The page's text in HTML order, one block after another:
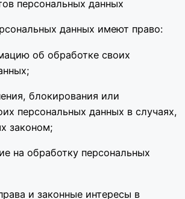
персональных данных
данных имеют право:
об обработке своих
блокирования или
персональных данных в случаях,
законом;
на обработку персональных
и законные интересы в